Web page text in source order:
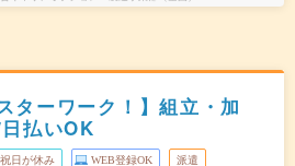
ターワーク！】組立・加
払いOK
日が休み WEB登録OK 派遣